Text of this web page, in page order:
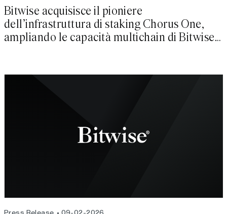
Bitwise acquisisce il pioniere
dell’infrastruttura di staking Chorus One,
ampliando le capacità multichain di Bitwise